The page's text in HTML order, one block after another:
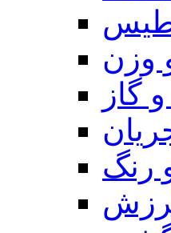
وزن
گاز
رنگ